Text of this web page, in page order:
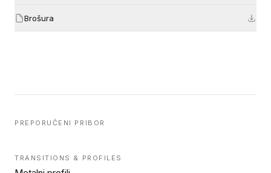
Brošura
PREPORUČENI PRIBOR
TRANSITIONS & PROFILES